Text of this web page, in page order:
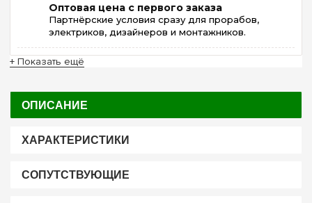
Оптовая цена с первого заказа
Партнёрские условия сразу для прорабов,
электриков, дизайнеров и монтажников.
+ Показать ещё
ОПИСАНИЕ
ХАРАКТЕРИСТИКИ
СОПУТСТВУЮЩИЕ